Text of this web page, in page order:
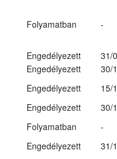
Folyamatban -
Engedélyezett
31/
Engedélyezett
30/
Engedélyezett
15/
Engedélyezett
30/
Folyamatban
-
Engedélyezett
31/